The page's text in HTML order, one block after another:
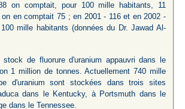
on comptait, pour 100 mille habitants, 11
en comptait 75 ; en 2001 - 116 et en 2002 -
mille habitants (données du Dr. Jawad Al-
de fluorure d'uranium appauvri dans le
1 million de tonnes. Actuellement 740 mille
d'uranium sont stockées dans trois sites
dans le Kentucky, à Portsmuth dans le
dans le Tennessee.